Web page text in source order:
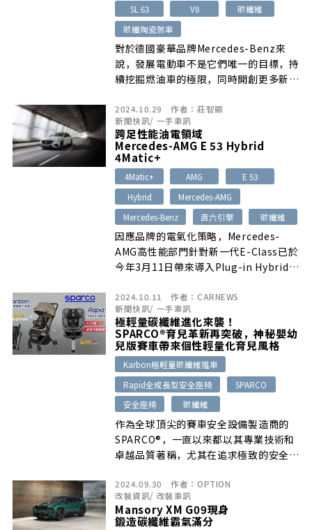
SL 63 V8
碳纖維
碳纖陶瓷煞車
對於德國豪華品牌Mercedes-Benz來
說，發展電動車不是它們唯一的目標，持
續挖掘燃油車的極限，同時開創更多新的
野心…
2024.10.29 作者： 莊智顯
新聞快訊/ 一手車訊
跨足性能油電領域
Mercedes-AMG E 53 Hybrid
4Matic+
4Matic+ AMG
E 53
Hybrid
Mercedes-AMG
Mercedes-Benz
直六引擎 碳纖維
因應品牌的電氣化策略，Mercedes-
AMG高性能部門針對新一代E-Class已於
今年3月11日帶來導入Plug-in Hybrid技
…
2024.10.11 作者： CARNEWS
新聞快訊/ 一手車訊
極輕量碳纖維進化來襲！
SPARCO®育兒革新再突破，神秘嬰幼
兒版賽車帶來個性輕量化育兒風格
Karbon極輕量碳纖維推車
Rapid全成長型安全座椅
SPARCO
安全座椅
碳纖維
作為全球頂尖的賽車安全設備製造商的
SPARCO®，一直以來都以其專業技術和
卓越品質著稱，尤其在追求極致的安全和
2024.09.30 作者： OPTION
改裝資訊/ 改裝車訊
Mansory XM G09現身
鍛造碳纖維霸氣滿分